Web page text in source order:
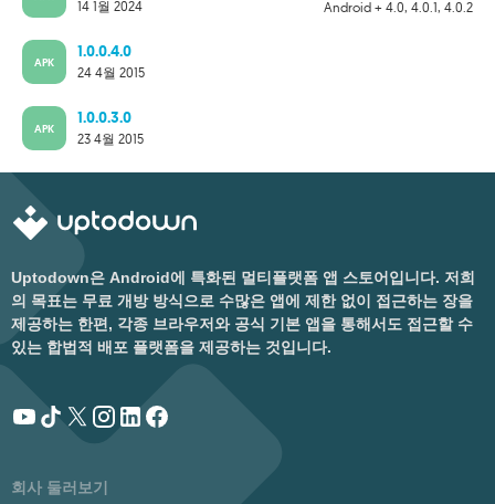
Android + 4.0, 4.0.1, 4.0.2
14 1월 2024
APK
1.0.0.4.0
24 4월 2015
APK
1.0.0.3.0
23 4월 2015
Uptodown은 Android에 특화된 멀티플랫폼 앱 스토어입니다. 저희
의 목표는 무료 개방 방식으로 수많은 앱에 제한 없이 접근하는 장을
제공하는 한편, 각종 브라우저와 공식 기본 앱을 통해서도 접근할 수
있는 합법적 배포 플랫폼을 제공하는 것입니다.
회사 둘러보기